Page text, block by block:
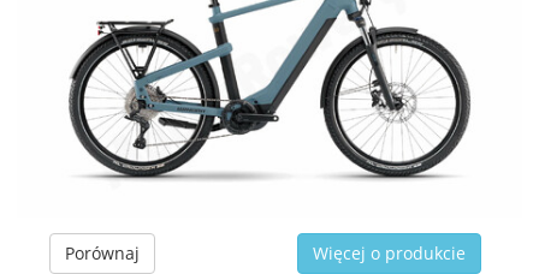
Porównaj
Więcej o produkcie